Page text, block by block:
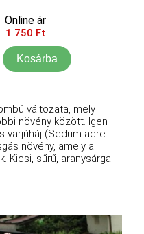
Online ár
1 750 Ft
Kosárba
változata, mely
növény között. Igen
varjúháj (Sedum acre
növény, amely a
Kicsi, sűrű, aranysárga